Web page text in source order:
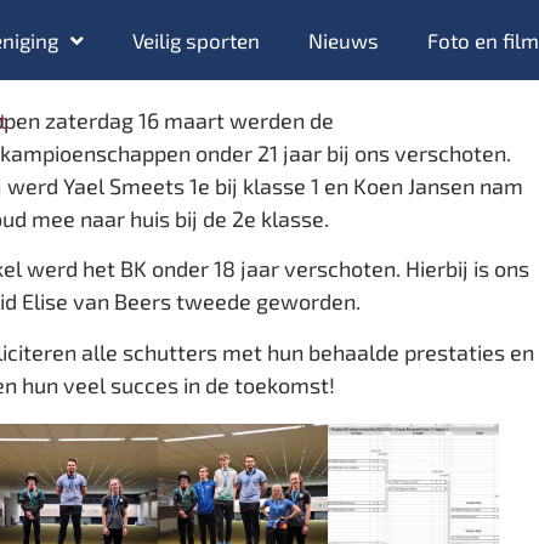
Veilig sporten Nieuws Foto en film
zaterdag 16 maart werden de
onder 21 jaar bij ons verschoten.
werd Yael Smeets 1e bij klasse 1 en Koen Jansen nam
mee naar huis bij de 2e klasse.
werd het BK onder 18 jaar verschoten. Hierbij is ons
Elise van Beers tweede geworden.
alle schutters met hun behaalde prestaties en
hun veel succes in de toekomst!